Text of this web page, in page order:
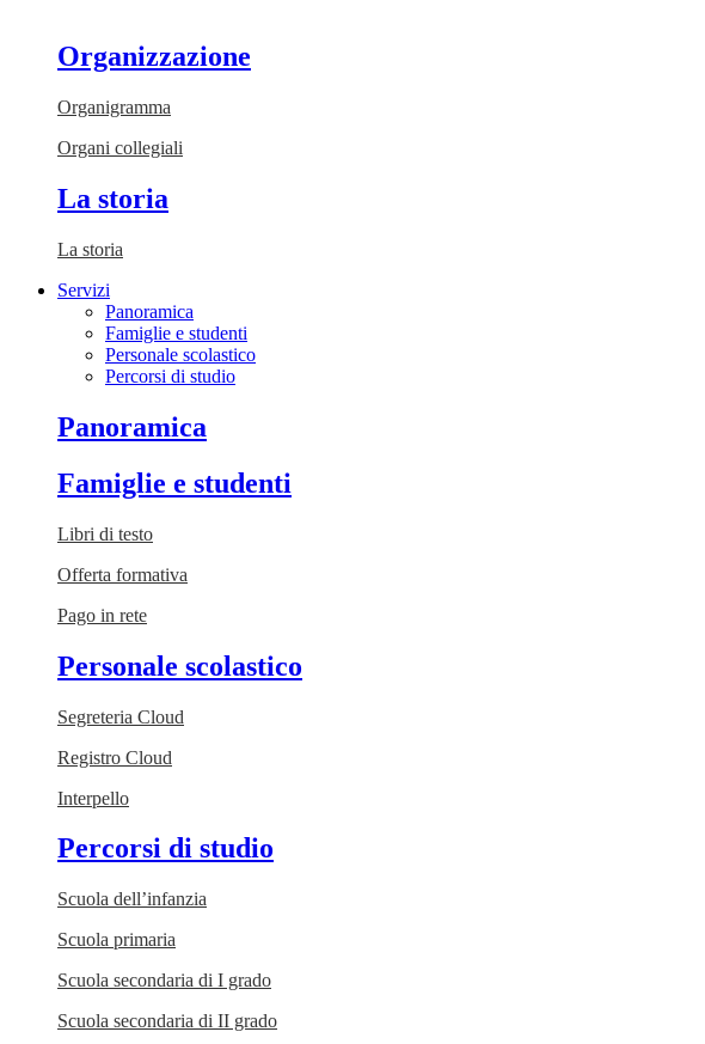
Organizzazione
Organigramma
Organi collegiali
La storia
La storia
Servizi
Panoramica
Famiglie e studenti
Personale scolastico
Percorsi di studio
Panoramica
Famiglie e studenti
Libri di testo
Offerta formativa
Pago in rete
Personale scolastico
Segreteria Cloud
Registro Cloud
Interpello
Percorsi di studio
Scuola dell’infanzia
Scuola primaria
Scuola secondaria di I grado
Scuola secondaria di II grado